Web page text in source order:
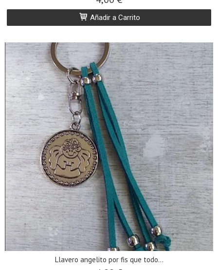
Añadir a Carrito
Llavero angelito por fis que todo...